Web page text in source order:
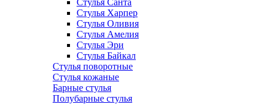
Стулья Санта
Стулья Харпер
Стулья Оливия
Стулья Амелия
Стулья Эри
Стулья Байкал
Стулья поворотные
Стулья кожаные
Барные стулья
Полубарные стулья